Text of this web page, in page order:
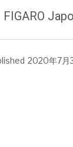
FIGARO
2020年7月